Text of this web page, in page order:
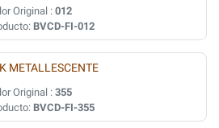
Original :012
BVCD-FI-012
METALLESCENTE
Original :355
BVCD-FI-355